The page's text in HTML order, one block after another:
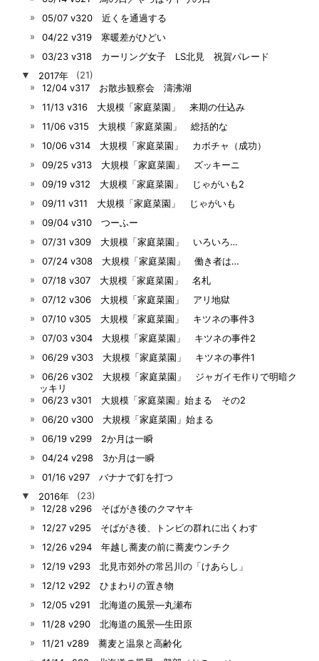
05/07 v320 近くを通過する
04/22 v319 寒暖差がひどい
03/23 v318 カーリング女子 LS北見 祝賀パレード
▼
2017年
(21)
12/04 v317 お散歩観察会 濤沸湖
11/13 v316 大規模「家庭菜園」 来期の仕込み
11/06 v315 大規模「家庭菜園」 総括的な
10/06 v314 大規模「家庭菜園」 カボチャ（成功）
09/25 v313 大規模「家庭菜園」 ズッキーニ
09/19 v312 大規模「家庭菜園」 じゃがいも2
09/11 v311 大規模「家庭菜園」 じゃがいも
09/04 v310 つーふー
07/31 v309 大規模「家庭菜園」 いろいろ…
07/24 v308 大規模「家庭菜園」 働き者は…
07/18 v307 大規模「家庭菜園」 名札
07/12 v306 大規模「家庭菜園」 アリ地獄
07/10 v305 大規模「家庭菜園」 キツネの事件3
07/03 v304 大規模「家庭菜園」 キツネの事件2
06/29 v303 大規模「家庭菜園」 キツネの事件1
06/26 v302 大規模「家庭菜園」 ジャガイモ作りで明暗ク
ッキリ
06/23 v301 大規模「家庭菜園」始まる その2
06/20 v300 大規模「家庭菜園」始まる
06/19 v299 2か月は一瞬
04/24 v298 3か月は一瞬
01/16 v297 バナナで釘を打つ
▼
2016年
(23)
12/28 v296 そばがき後のクマヤキ
12/27 v295 そばがき後、トンビの群れに出くわす
12/26 v294 年越し蕎麦の前に蕎麦ウンチク
12/19 v293 北見市郊外の常呂川の「けあらし」
12/12 v292 ひまわりの置き物
12/05 v291 北海道の風景―丸瀬布
11/28 v290 北海道の風景―生田原
11/21 v289 蕎麦と温泉と高齢化